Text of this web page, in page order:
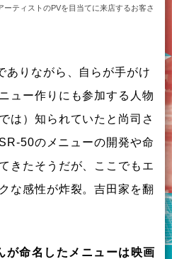
ーティストのPVを目当てに来店するお客さ
ありながら、自らが手がけ
ュー作りにも参加する人物
は）知られていたと尚司さ
50のメニューの開発や命
きたそうだが、ここでもエ
な感性が炸裂。吉田家を翻
が命名したメニューは映画